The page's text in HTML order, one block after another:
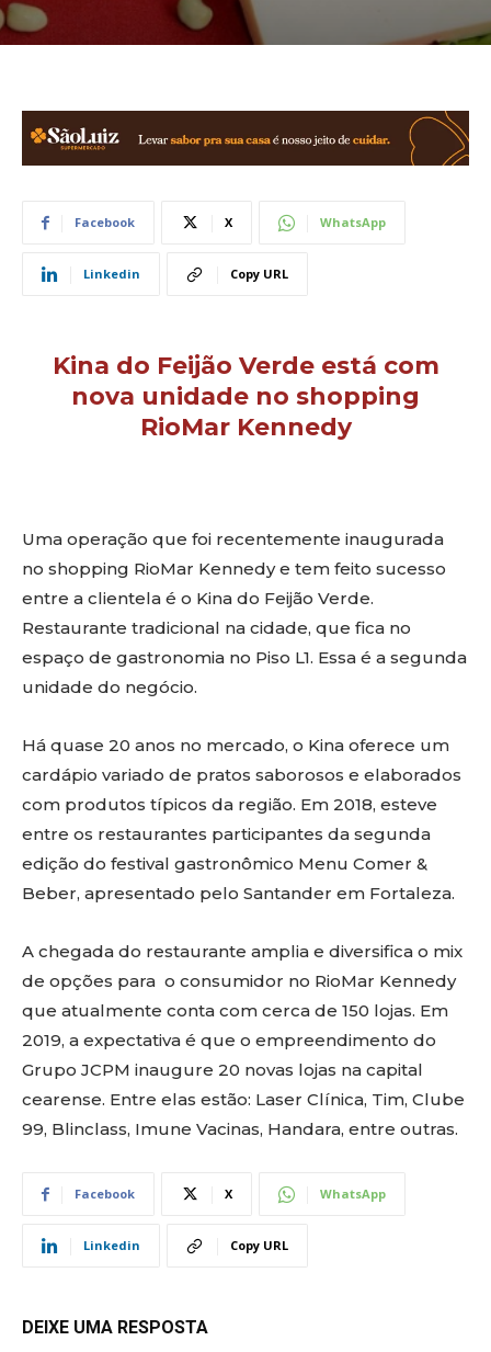
Facebook X WhatsApp
Linkedin Copy URL
Kina do Feijão Verde está com
nova unidade no shopping
RioMar Kennedy
Uma operação que foi recentemente inaugurada
no shopping RioMar Kennedy e tem feito sucesso
entre a clientela é o Kina do Feijão Verde.
Restaurante tradicional na cidade, que fica no
espaço de gastronomia no Piso L1. Essa é a segunda
unidade do negócio.
Há quase 20 anos no mercado, o Kina oferece um
cardápio variado de pratos saborosos e elaborados
com produtos típicos da região. Em 2018, esteve
entre os restaurantes participantes da segunda
edição do festival gastronômico Menu Comer &
Beber, apresentado pelo Santander em Fortaleza.
A chegada do restaurante amplia e diversifica o mix
de opções para o consumidor no RioMar Kennedy
que atualmente conta com cerca de 150 lojas. Em
2019, a expectativa é que o empreendimento do
Grupo JCPM inaugure 20 novas lojas na capital
cearense. Entre elas estão: Laser Clínica, Tim, Clube
99, Blinclass, Imune Vacinas, Handara, entre outras.
Facebook X WhatsApp
Linkedin Copy URL
DEIXE UMA RESPOSTA